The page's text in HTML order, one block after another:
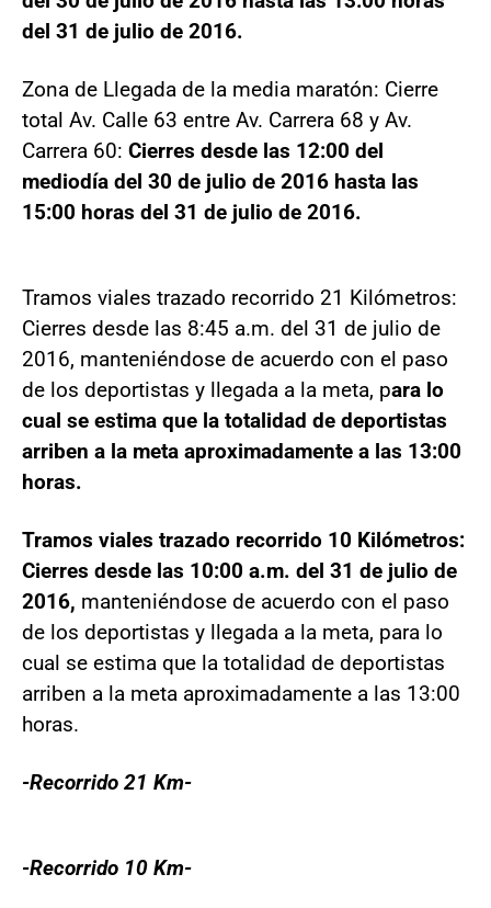
del 31 de julio de 2016.
Zona de Llegada de la media maratón: Cierre
total Av. Calle 63 entre Av. Carrera 68 y Av.
Carrera 60: Cierres desde las 12:00 del
mediodía del 30 de julio de 2016 hasta las
15:00 horas del 31 de julio de 2016.
Tramos viales trazado recorrido 21 Kilómetros:
Cierres desde las 8:45 a.m. del 31 de julio de
2016, manteniéndose de acuerdo con el paso
de los deportistas y llegada a la meta, para lo
cual se estima que la totalidad de deportistas
arriben a la meta aproximadamente a las 13:00
horas.
Tramos viales trazado recorrido 10 Kilómetros:
Cierres desde las 10:00 a.m. del 31 de julio de
2016, manteniéndose de acuerdo con el paso
de los deportistas y llegada a la meta, para lo
cual se estima que la totalidad de deportistas
arriben a la meta aproximadamente a las 13:00
horas.
-Recorrido 21 Km-
-Recorrido 10 Km-